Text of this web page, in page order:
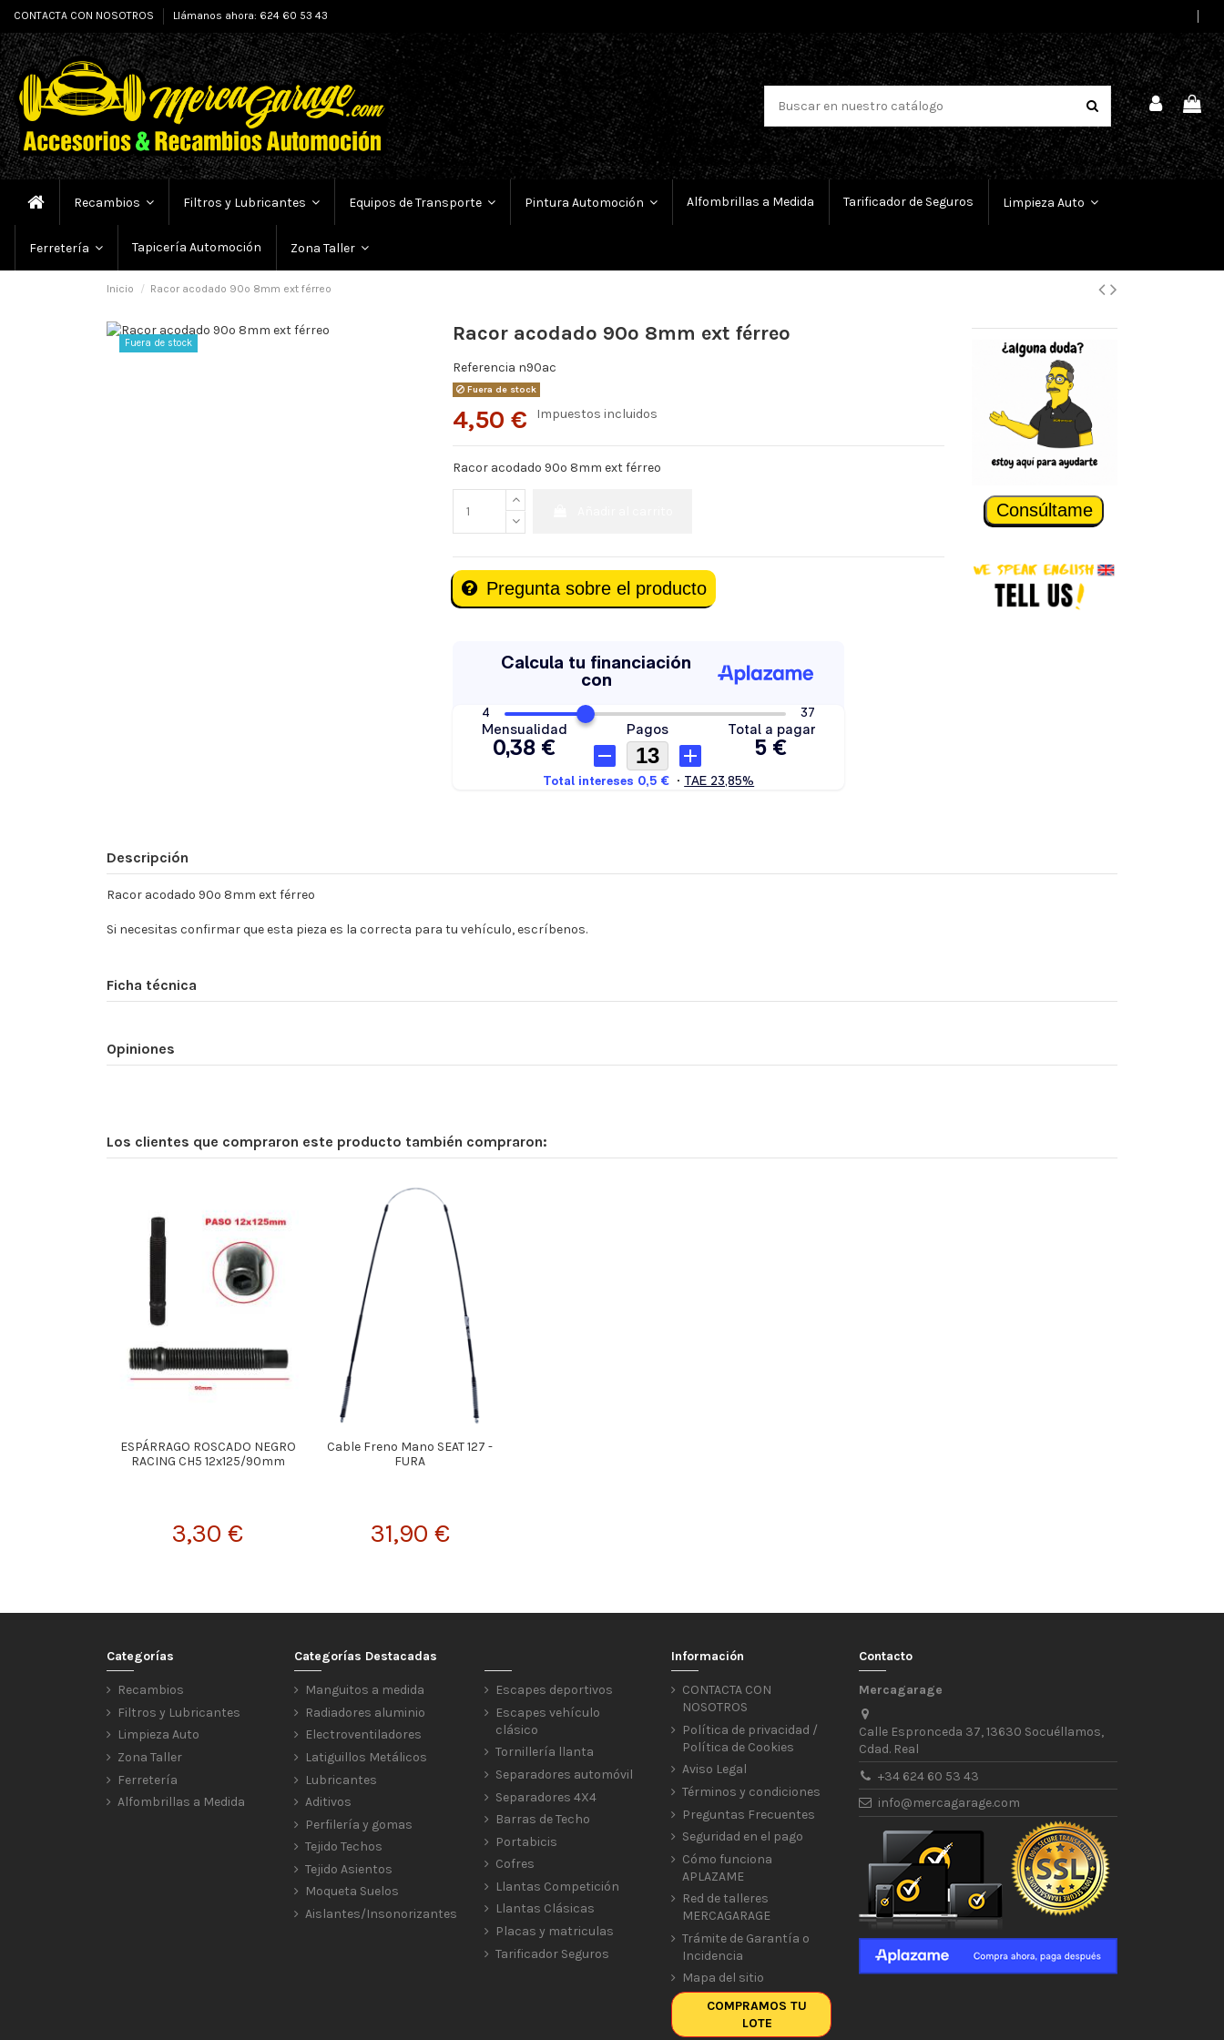
CONTACTA CON NOSOTROS Llámanos ahora: 624 60 53 43
Recambios Filtros y Lubricantes Equipos de Transporte Pintura Automoción Alfombrillas a Medida Tarificador de Seguros Limpieza Auto
Ferretería Tapicería Automoción Zona Taller
Inicio Racor acodado 90º 8mm ext férreo
Fuera de stock Racor acodado 90º 8mm ext férreo
Referencia n90ac
Fuera de stock
4,50 € Impuestos incluidos
Racor acodado 90º 8mm ext férreo
Pregunta sobre el producto
Consúltame
Descripción
Racor acodado 90º 8mm ext férreo
Si necesitas confirmar que esta pieza es la correcta para tu vehículo, escríbenos.
Ficha técnica
Opiniones
Los clientes que compraron este producto también compraron:
ESPÁRRAGO ROSCADO NEGRO
RACING CH5 12x125/90mm
3,30 €
Cable Freno Mano SEAT 127 -
FURA
31,90 €
Categorías
Recambios
Filtros y Lubricantes
Limpieza Auto
Zona Taller
Ferretería
Alfombrillas a Medida
Categorías Destacadas
Manguitos a medida
Radiadores aluminio
Electroventiladores
Latiguillos Metálicos
Lubricantes
Aditivos
Perfilería y gomas
Tejido Techos
Tejido Asientos
Moqueta Suelos
Aislantes/Insonorizantes
Escapes deportivos
Escapes vehículo
clásico
Tornillería llanta
Separadores automóvil
Separadores 4X4
Barras de Techo
Portabicis
Cofres
Llantas Competición
Llantas Clásicas
Placas y matriculas
Tarificador Seguros
Información
CONTACTA CON
NOSOTROS
Política de privacidad /
Política de Cookies
Aviso Legal
Términos y condiciones
Preguntas Frecuentes
Seguridad en el pago
Cómo funciona
APLAZAME
Red de talleres
MERCAGARAGE
Trámite de Garantía o
Incidencia
Mapa del sitio
COMPRAMOS TU
LOTE
Contacto
Mercagarage
Calle Espronceda 37, 13630 Socuéllamos,
Cdad. Real
+34 624 60 53 43
info@mercagarage.com